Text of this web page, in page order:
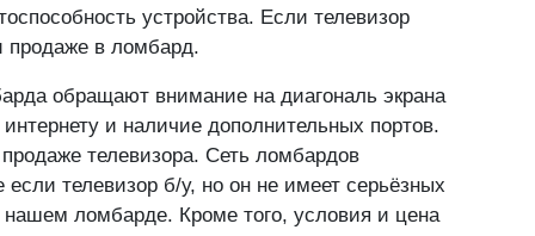
устройства. Если телевизор
продаже в ломбард.
обращают внимание на диагональ экрана
и наличие дополнительных портов.
телевизора. Сеть ломбардов
телевизор б/у, но он не имеет серьёзных
ломбарде. Кроме того, условия и цена